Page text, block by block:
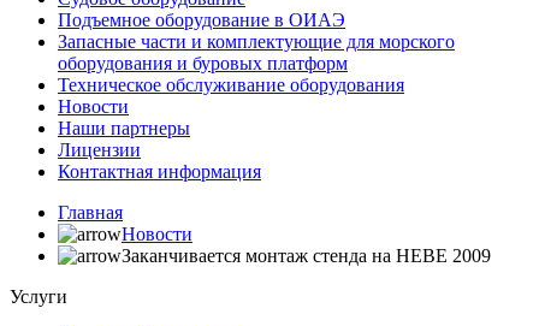
Подъемное оборудование в ОИАЭ
Запасные части и комплектующие для морского
оборудования и буровых платформ
Техническое обслуживание оборудования
Новости
Наши партнеры
Лицензии
Контактная информация
Главная
Новости
Заканчивается монтаж стенда на НЕВЕ 2009
Услуги